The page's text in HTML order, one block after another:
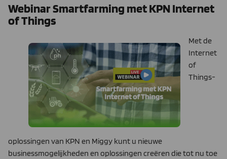
Webinar Smartfarming met KPN Internet
of Things
Met de
Internet
of
Things-
oplossingen van KPN en Miggy kunt u nieuwe
businessmogelijkheden en oplossingen creëren die tot nu toe